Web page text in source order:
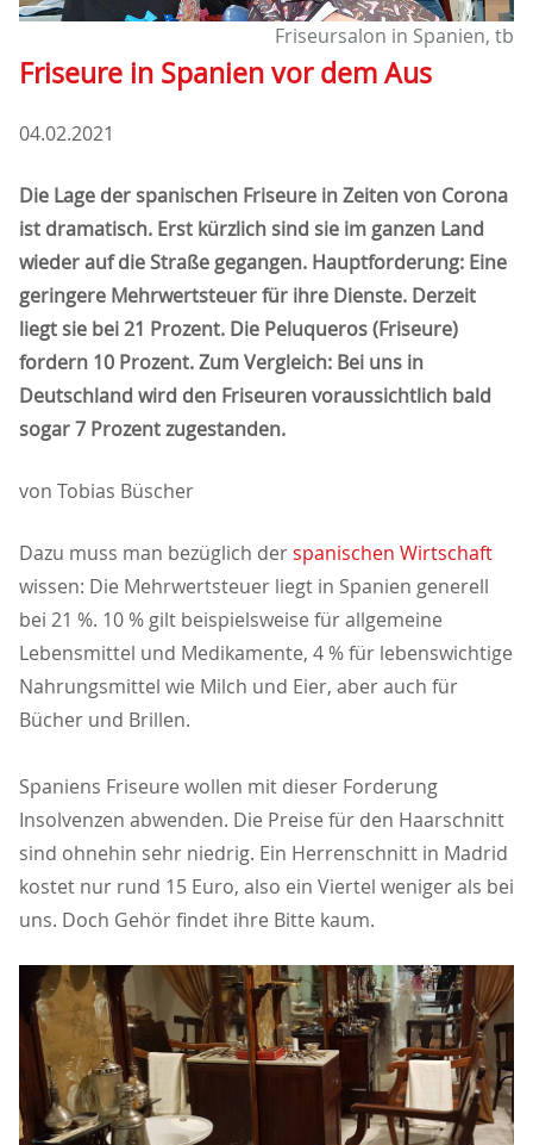
Friseursalon in Spanien, tb
Friseure in Spanien vor dem Aus
04.02.2021
Die Lage der spanischen Friseure in Zeiten von Corona
ist dramatisch. Erst kürzlich sind sie im ganzen Land
wieder auf die Straße gegangen. Hauptforderung: Eine
geringere Mehrwertsteuer für ihre Dienste. Derzeit
liegt sie bei 21 Prozent. Die Peluqueros (Friseure)
fordern 10 Prozent. Zum Vergleich: Bei uns in
Deutschland wird den Friseuren voraussichtlich bald
sogar 7 Prozent zugestanden.
von Tobias Büscher
Dazu muss man bezüglich derspanischen Wirtschaft
wissen: Die Mehrwertsteuer liegt in Spanien generell
bei 21 %. 10 % gilt beispielsweise für allgemeine
Lebensmittel und Medikamente, 4 % für lebenswichtige
Nahrungsmittel wie Milch und Eier, aber auch für
Bücher und Brillen.
Spaniens Friseure wollen mit dieser Forderung
Insolvenzen abwenden. Die Preise für den Haarschnitt
sind ohnehin sehr niedrig. Ein Herrenschnitt in Madrid
kostet nur rund 15 Euro, also ein Viertel weniger als bei
uns. Doch Gehör findet ihre Bitte kaum.